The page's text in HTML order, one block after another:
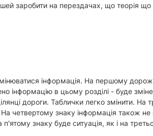
заробити на перездачах, що теорія що
інформація. На першому
інформацію в цьому розділі - буде
дороги. Таблички легко змінити.
четвертому знаку інформація також не
знаку буде ситуація, як і на